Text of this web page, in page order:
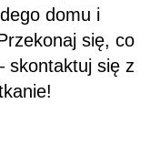
domu i
się, co
skontaktuj się z